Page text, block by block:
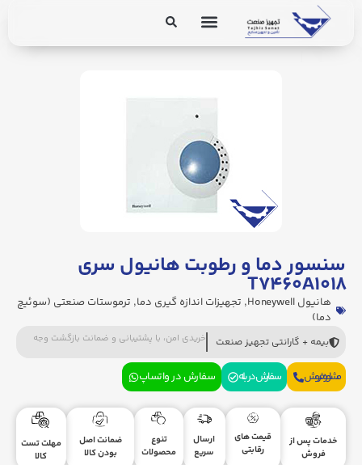
سنسور دما و رطوبت هانیول سری
T۷۴۶۰A۱۰۱۸
هانیول Honeywell , تجهیزات اندازه گیری دما, ترموستات صنعتی (سوئیچ
دما)
بیمه + گارانتی تجهیز صنعت خریدی امن، با پشتیبانی و ضمانت بازگشت وجه
مشاوره فروش سفارش در بله سفارش در واتساپ
خدمات پس از
فروش
قیمت های
رقابتی
ارسال
سریع
تنوع
محصولات
ضمانت اصل
بودن کالا
مهلت تست
کالا